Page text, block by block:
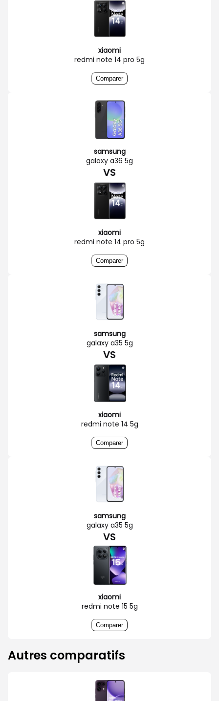
xiaomi
redmi note 14 pro 5g
Comparer
samsung
galaxy a36 5g
VS
xiaomi
redmi note 14 pro 5g
Comparer
samsung
galaxy a35 5g
VS
xiaomi
redmi note 14 5g
Comparer
samsung
galaxy a35 5g
VS
xiaomi
redmi note 15 5g
Comparer
Autres comparatifs